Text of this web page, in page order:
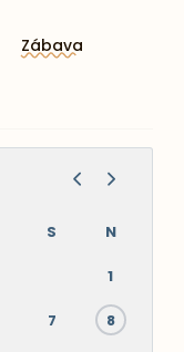
Zábava
S N
1
7 8